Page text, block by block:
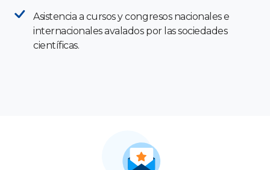
Asistencia a cursos y congresos nacionales e
internacionales avalados por las sociedades
científicas.